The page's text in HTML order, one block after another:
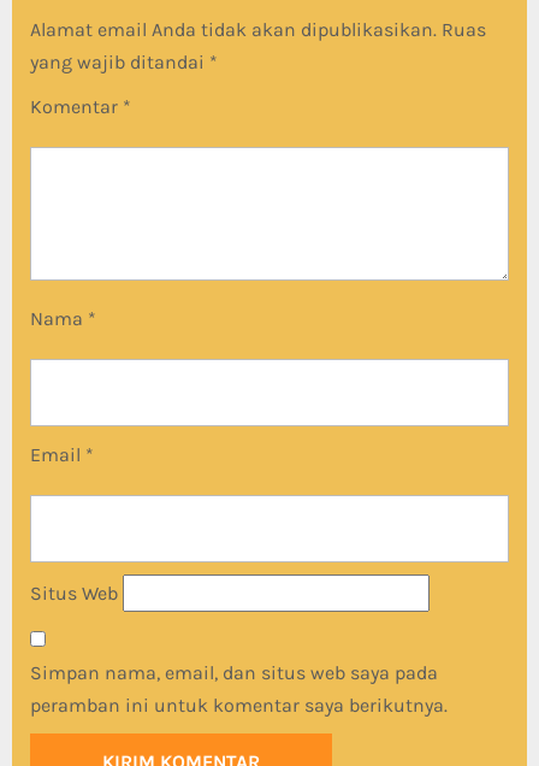
Alamat email Anda tidak akan dipublikasikan. Ruas
yang wajib ditandai *
Komentar *
Nama *
Email *
Situs Web
Simpan nama, email, dan situs web saya pada
peramban ini untuk komentar saya berikutnya.